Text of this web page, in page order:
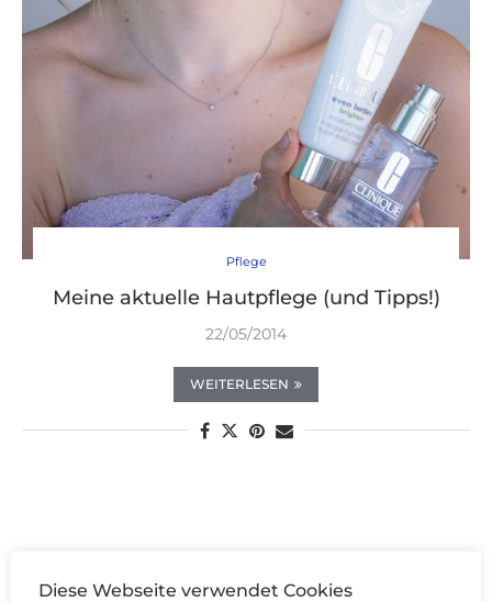
Pflege
Meine aktuelle Hautpflege (und Tipps!)
22/05/2014
WEITERLESEN
Diese Webseite verwendet Cookies